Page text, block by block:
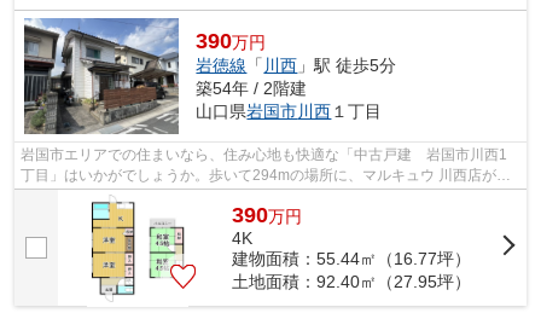
390万円
岩徳線 「 川西 」駅 徒歩5分
築54年 / 2階建
山口県岩国市川西１丁目
岩国市エリアでの住まいなら、住み心地も快適な「中古戸建 岩国市川西1
丁目」はいかがでしょうか。歩いて294mの場所に、マルキュウ 川西店があ
ります。こちらは中古一戸建ての物件で...
390万円
4K
建物面積：55.44㎡（16.77坪）
土地面積：92.40㎡（27.95坪）